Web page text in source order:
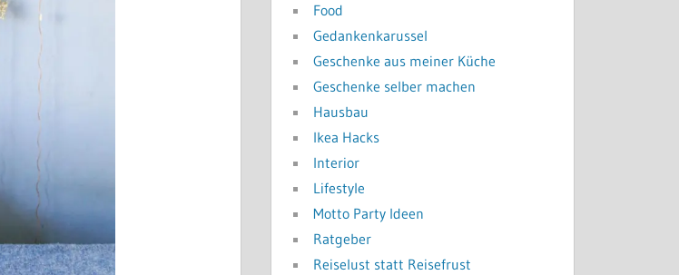
Food
Gedankenkarussel
Geschenke aus meiner Küche
Geschenke selber machen
Hausbau
Ikea Hacks
Interior
Lifestyle
Motto Party Ideen
Ratgeber
Reiselust statt Reisefrust